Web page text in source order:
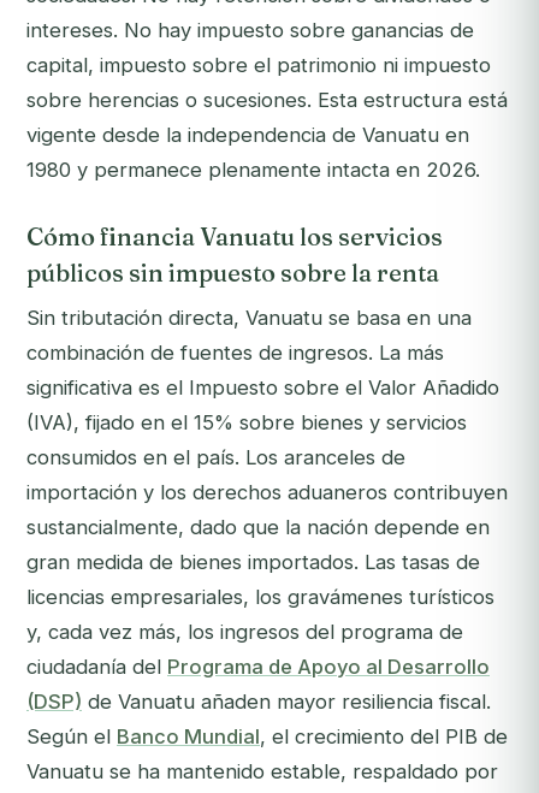
intereses. No hay impuesto sobre ganancias de
capital, impuesto sobre el patrimonio ni impuesto
sobre herencias o sucesiones. Esta estructura está
vigente desde la independencia de Vanuatu en
1980 y permanece plenamente intacta en 2026.
Cómo financia Vanuatu los servicios
públicos sin impuesto sobre la renta
Sin tributación directa, Vanuatu se basa en una
combinación de fuentes de ingresos. La más
significativa es el Impuesto sobre el Valor Añadido
(IVA), fijado en el 15% sobre bienes y servicios
consumidos en el país. Los aranceles de
importación y los derechos aduaneros contribuyen
sustancialmente, dado que la nación depende en
gran medida de bienes importados. Las tasas de
licencias empresariales, los gravámenes turísticos
y, cada vez más, los ingresos del programa de
ciudadanía del Programa de Apoyo al Desarrollo
(DSP) de Vanuatu añaden mayor resiliencia fiscal.
Según el Banco Mundial, el crecimiento del PIB de
Vanuatu se ha mantenido estable, respaldado por